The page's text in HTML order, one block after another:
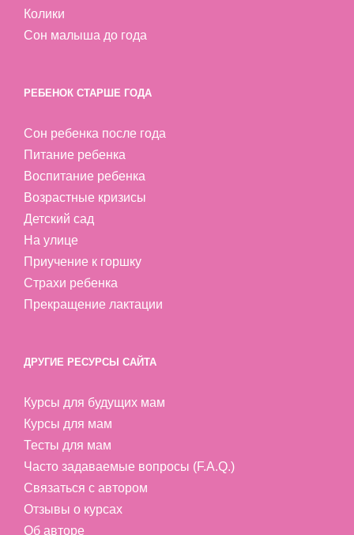
Колики
Сон малыша до года
РЕБЕНОК СТАРШЕ ГОДА
Сон ребенка после года
Питание ребенка
Воспитание ребенка
Возрастные кризисы
Детский сад
На улице
Приучение к горшку
Страхи ребенка
Прекращение лактации
ДРУГИЕ РЕСУРСЫ САЙТА
Курсы для будущих мам
Курсы для мам
Тесты для мам
Часто задаваемые вопросы (F.A.Q.)
Связаться с автором
Отзывы о курсах
Об авторе